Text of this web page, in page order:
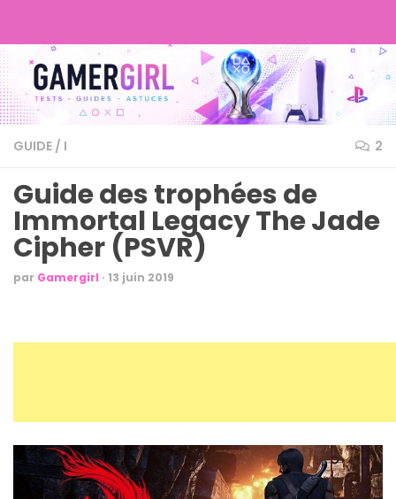
GUIDE / I 2
Guide des trophées de
Immortal Legacy The Jade
Cipher (PSVR)
par Gamergirl · 13 juin 2019